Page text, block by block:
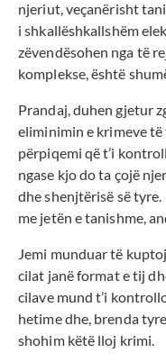
njeriut, veçanërisht
i shkallëshkallshëm
zëvendësohen nga të
komplekse, është
Prandaj, duhen gjetur
eliminimin e krimeve
përpiqemi që t’i
ngase kjo do ta çojë
dhe shenjtërisë së
me jetën e tanishme,
Jemi munduar të
cilat janë format e tij
cilave mund t’i
hetime dhe, brenda
shohim këtë lloj krimi.